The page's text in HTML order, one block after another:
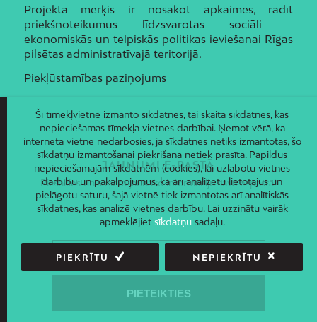
Projekta mērķis ir nosakot apkaimes, radīt
priekšnoteikumus līdzsvarotas sociāli –
ekonomiskās un telpiskās politikas ieviešanai Rīgas
pilsētas administratīvajā teritorijā.
Piekļūstamības paziņojums
JAUNUMI E-PASTĀ
Piesakies un saņem jaunāko informāciju savā e-pastā!
Šī tīmekļvietne izmanto sīkdatnes, tai skaitā sīkdatnes, kas
nepieciešamas tīmekļa vietnes darbībai. Ņemot vērā, ka
interneta vietne nedarbosies, ja sīkdatnes netiks izmantotas, šo
sīkdatņu izmantošanai piekrišana netiek prasīta. Papildus
nepieciešamajām sīkdatnēm (cookies), lai uzlabotu vietnes
darbību un pakalpojumus, kā arī analizētu lietotājus un
pielāgotu saturu, šajā vietnē tiek izmantotas arī analītiskās
sīkdatnes, kas analizē vietnes darbību. Lai uzzinātu vairāk
apmeklējiet sīkdatņusadaļu.
PIEKRĪTU NEPIEKRĪTU